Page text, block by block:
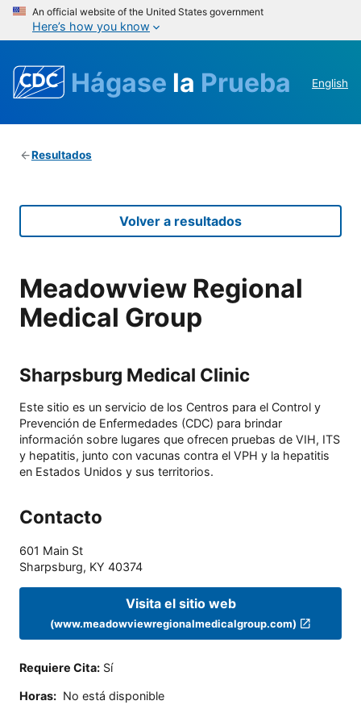
An official website of the United States government
Here’s how you know
Hágase la Prueba English
Resultados
Volver a resultados
Meadowview Regional
Medical Group
Sharpsburg Medical Clinic
Este sitio es un servicio de los Centros para el Control y
Prevención de Enfermedades (CDC) para brindar
información sobre lugares que ofrecen pruebas de VIH, ITS
y hepatitis, junto con vacunas contra el VPH y la hepatitis
en Estados Unidos y sus territorios.
Contacto
601 Main St
Sharpsburg, KY 40374
Visita el sitio web
(www.meadowviewregionalmedicalgroup.com)
Requiere Cita: Sí
Horas: No está disponible